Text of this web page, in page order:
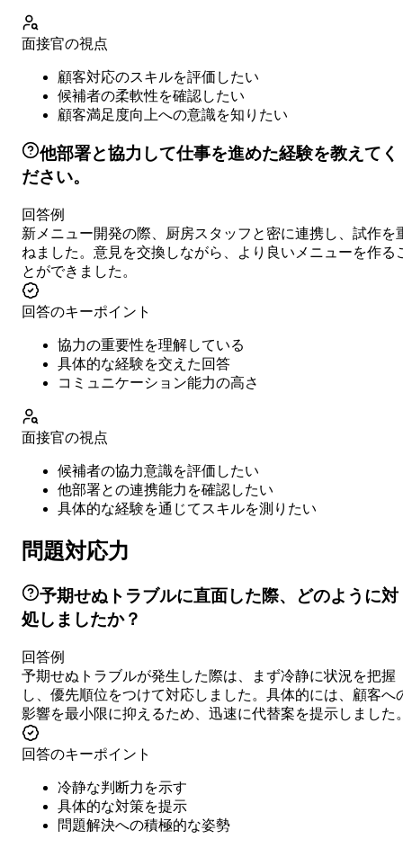
面接官の視点
顧客対応のスキルを評価したい
候補者の柔軟性を確認したい
顧客満足度向上への意識を知りたい
他部署と協力して仕事を進めた経験を教えてく
ださい。
回答例
新メニュー開発の際、厨房スタッフと密に連携し、試作を
ねました。意見を交換しながら、より良いメニューを作る
とができました。
回答のキーポイント
協力の重要性を理解している
具体的な経験を交えた回答
コミュニケーション能力の高さ
面接官の視点
候補者の協力意識を評価したい
他部署との連携能力を確認したい
具体的な経験を通じてスキルを測りたい
問題対応力
予期せぬトラブルに直面した際、どのように対
処しましたか？
回答例
予期せぬトラブルが発生した際は、まず冷静に状況を把握
し、優先順位をつけて対応しました。具体的には、顧客へ
影響を最小限に抑えるため、迅速に代替案を提示しました
回答のキーポイント
冷静な判断力を示す
具体的な対策を提示
問題解決への積極的な姿勢